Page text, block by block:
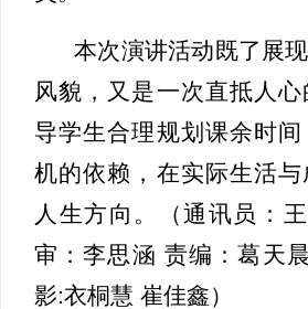
本次演讲活动既了展
风貌，又是一次直抵人心
导学生合理规划课余时
机的依赖，在实际生活
人生方向。（通讯员：
审：李思涵 责编：葛天
影:衣桐慧 崔佳鑫）